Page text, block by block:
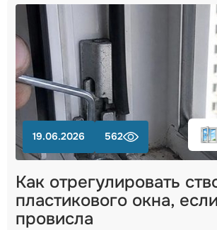
19.06.2026 562
Как отрегулировать
пластикового окна,
провисла